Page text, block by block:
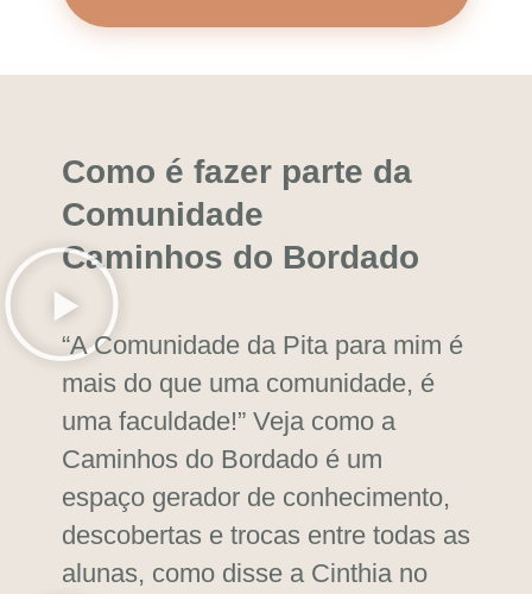
Como é fazer parte da
Comunidade
Caminhos do Bordado
“A Comunidade da Pita para mim é
mais do que uma comunidade, é
uma faculdade!”Veja como a
Caminhos do Bordado é um
espaço gerador de conhecimento,
descobertas e trocas entre todas as
alunas, como disse a Cinthia no